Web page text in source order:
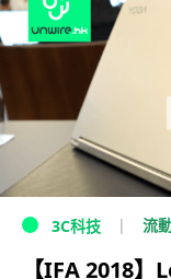
3C科技 流
【IFA 2018